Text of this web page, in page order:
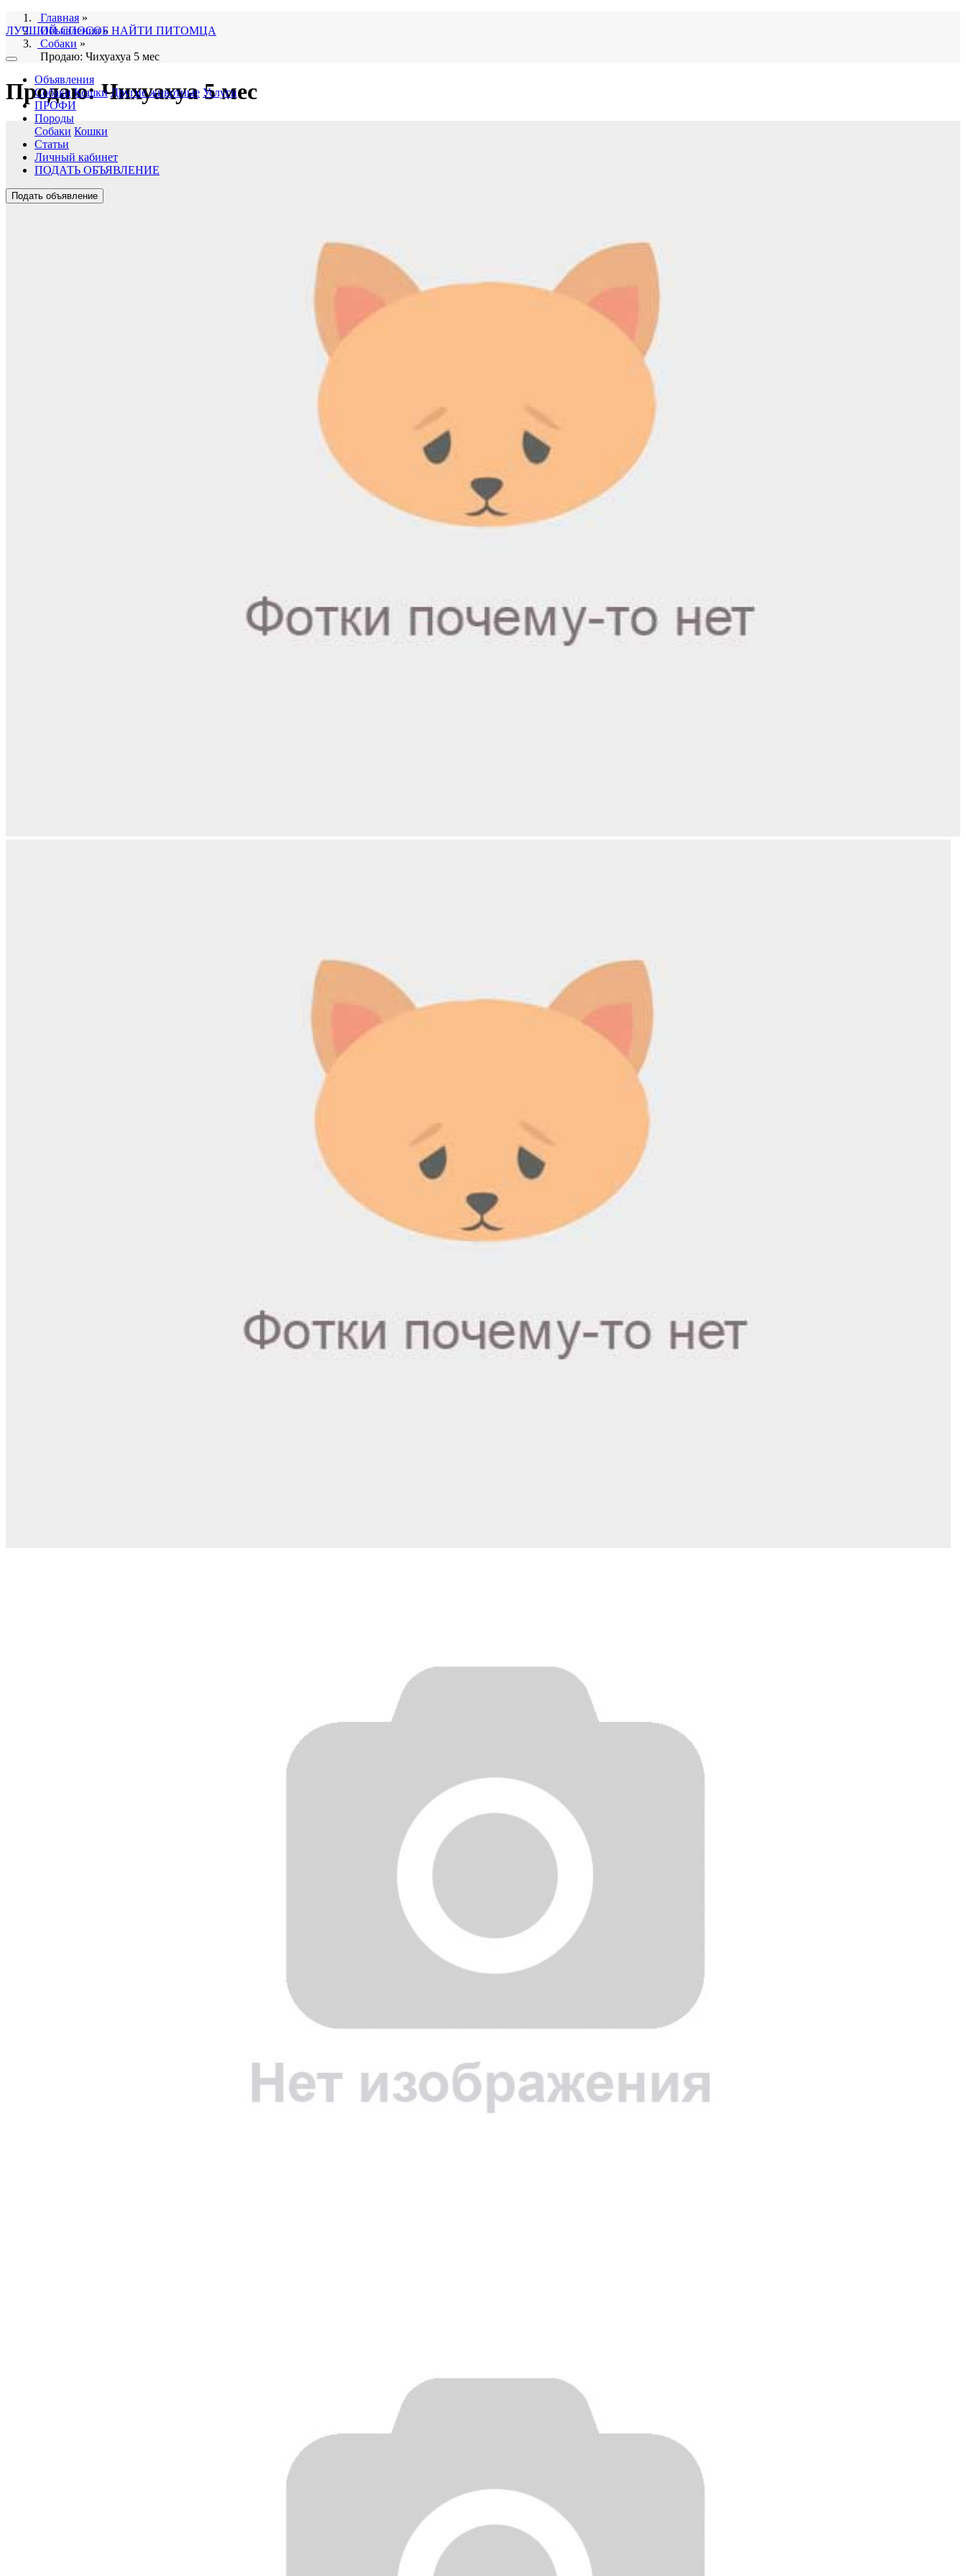
ЛУЧШИЙ СПОСОБ НАЙТИ ПИТОМЦА
Объявления
Собаки Кошки Другие животные Услуги
ПРОФИ
Породы
Собаки Кошки
Статьи
Личный кабинет
ПОДАТЬ ОБЪЯВЛЕНИЕ
Подать объявление
Главная »
Объявления»
Собаки »
Продаю: Чихуахуа 5 мес
Продаю: Чихуахуа 5 мес